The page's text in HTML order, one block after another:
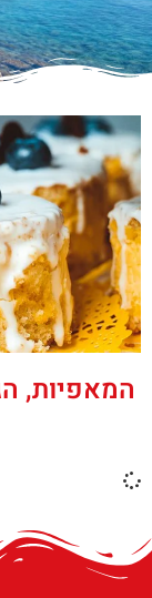
המאפיות,